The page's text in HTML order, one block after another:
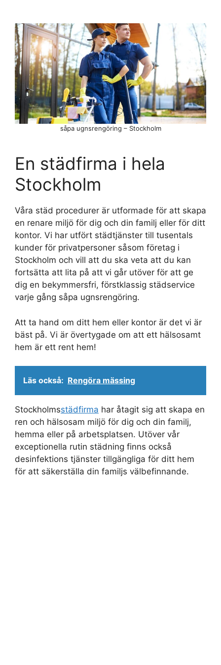
En städfirma i hela
Stockholm
Våra städ procedurer är utformade för att skapa
en renare miljö för dig och din familj eller för ditt
kontor. Vi har utfört städtjänster till tusentals
kunder för privatpersoner såsom företag i
Stockholm och vill att du ska veta att du kan
fortsätta att lita på att vi går utöver för att ge
dig en bekymmersfri, förstklassig städservice
varje gång såpa ugnsrengöring.
Att ta hand om ditt hem eller kontor är det vi är
bäst på. Vi är övertygade om att ett hälsosamt
hem är ett rent hem!
Läs också: Rengöra mässing
Stockholmsstädfirma har åtagit sig att skapa en
ren och hälsosam miljö för dig och din familj,
hemma eller på arbetsplatsen. Utöver vår
exceptionella rutin städning finns också
desinfektions tjänster tillgängliga för ditt hem
för att säkerställa din familjs välbefinnande.
såpa ugnsrengöring – Stockholm